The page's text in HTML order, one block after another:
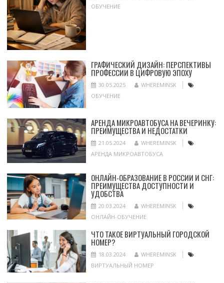
ОБУЧЕНИЕ
ГРАФИЧЕСКИЙ ДИЗАЙН: ПЕРСПЕКТИВЫ
ПРОФЕССИИ В ЦИФРОВУЮ ЭПОХУ
30.05.2025
WHEREMINSK
ОБУЧЕНИЕ
АРЕНДА МИКРОАВТОБУСА НА ВЕЧЕРИНКУ:
ПРЕИМУЩЕСТВА И НЕДОСТАТКИ
21.05.2024
WHEREMINSK
АРЕНДА МИКРОАВТОБУСА
ОНЛАЙН-ОБРАЗОВАНИЕ В РОССИИ И СНГ:
ПРЕИМУЩЕСТВА ДОСТУПНОСТИ И
УДОБСТВА
20.03.2024
WHEREMINSK
ОНЛАЙН-ОБУЧЕНИЕ
ЧТО ТАКОЕ ВИРТУАЛЬНЫЙ ГОРОДСКОЙ
НОМЕР?
18.03.2024
WHEREMINSK
ВИРТУАЛЬНЫЙ НОМЕР